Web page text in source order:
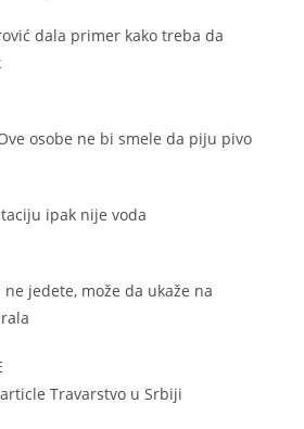
dala primer kako treba da
osobe ne bi smele da piju pivo
ipak nije voda
jedete, može da ukaže na
Travarstvo u Srbiji